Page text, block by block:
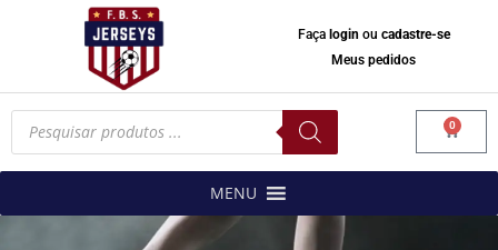
Faça loginou cadastre-se
Meus pedidos
Pesquisar
produtos 0
MENU